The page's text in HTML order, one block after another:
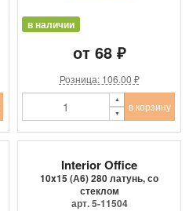
в наличии
от 68 ₽
Розница: 106.00 ₽
в корзину
Interior Office
10x15 (А6) 280 латунь, со
стеклом
арт. 5-11504